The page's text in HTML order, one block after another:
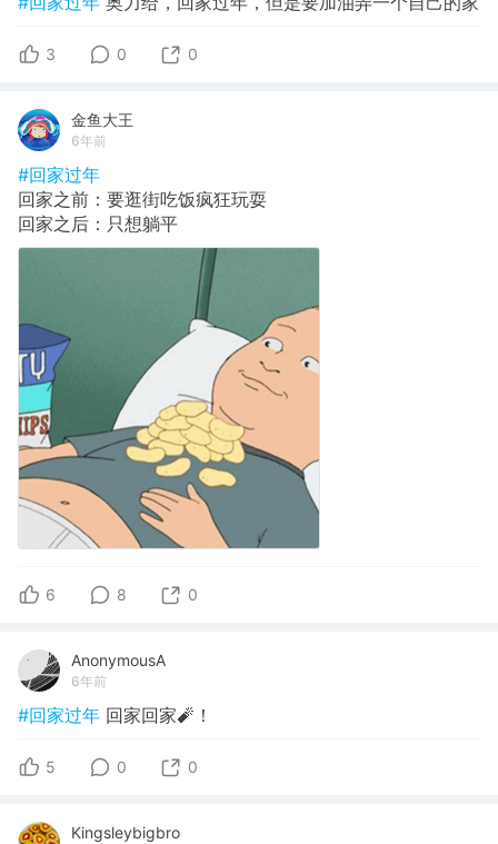
3 0 0
金鱼大王
6年前
#回家过年
回家之前：要逛街吃饭疯狂玩耍
回家之后：只想躺平
6 8 0
AnonymousA
6年前
#回家过年 回家回家🧨！
5 0 0
Kingsleybigbro